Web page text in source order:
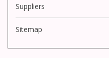
Suppliers
Sitemap